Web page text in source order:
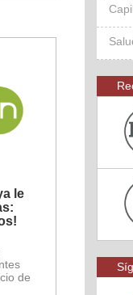
le
de